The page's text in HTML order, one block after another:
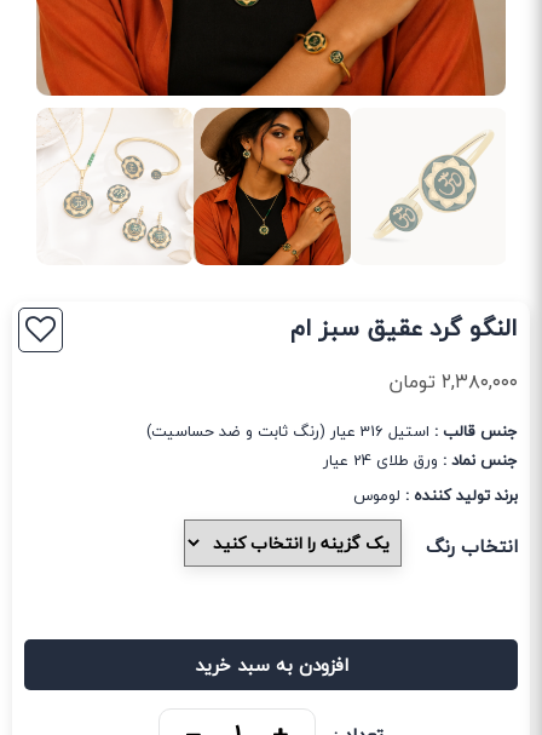
النگو گرد عقیق سبز ام
۲,۳۸۰,۰۰۰تومان
جنس قالب : استیل 316 عیار (رنگ ثابت و ضد حساسیت)
جنس نماد : ورق طلای 24 عیار
برند تولید کننده : لوموس
انتخاب رنگ
افزودن به سبد خرید